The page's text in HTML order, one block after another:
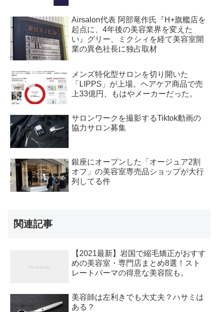
Airsalon代表 阿部竜作氏『H+旗艦店を
起点に、4年後の美容業界を変えた
い』グリー、ミクシィを経て美容室開
業の異色社長に独占取材
メンズ特化型サロンを切り開いた
「LIPPS」が上場。ヘアケア商品で売
上33億円、もはやメーカーだった。
サロンワークを撮影するTiktok動画の
協力サロン募集
銀座にオープンした「オージュア2割
オフ」の美容室専売品ショップが大行
列してる件
関連記事
【2021最新】岩国で縮毛矯正がおすす
めの美容室・専門店まとめ8選！スト
レートパーマの得意な美容院も。
美容師は左利きでも大丈夫？ハサミは
ある？